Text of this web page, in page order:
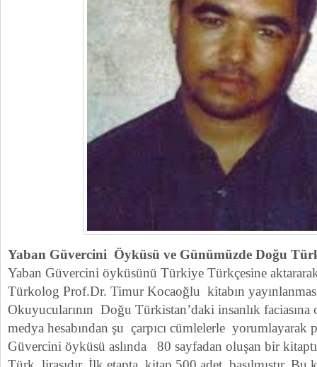
Yaban Güvercini Öyküsü ve Günümüzde Doğu
Yaban Güvercini öyküsünü Türkiye Türkçesine
Türkolog Prof.Dr. Timur Kocaoğlu kitabın
Okuyucularının Doğu Türkistan’daki insanlık faciasına
medya hesabından şu çarpıcı cümlelerle yorumlayarak
Güvercini öyküsü aslında 80 sayfadan oluşan bir